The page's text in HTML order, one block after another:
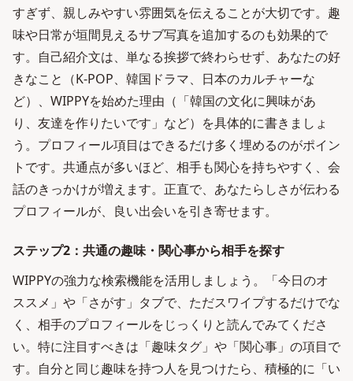
すぎず、親しみやすい雰囲気を伝えることが大切です。趣
味や日常が垣間見えるサブ写真を追加するのも効果的で
す。自己紹介文は、単なる挨拶で終わらせず、あなたの好
きなこと（K-POP、韓国ドラマ、日本のカルチャーな
ど）、WIPPYを始めた理由（「韓国の文化に興味があ
り、友達を作りたいです」など）を具体的に書きましょ
う。プロフィール項目はできるだけ多く埋めるのがポイン
トです。共通点が多いほど、相手も関心を持ちやすく、会
話のきっかけが増えます。正直で、あなたらしさが伝わる
プロフィールが、良い出会いを引き寄せます。
ステップ2：共通の趣味・関心事から相手を探す
WIPPYの強力な検索機能を活用しましょう。「今日のオ
ススメ」や「さがす」タブで、ただスワイプするだけでな
く、相手のプロフィールをじっくりと読んでみてくださ
い。特に注目すべきは「趣味タグ」や「関心事」の項目で
す。自分と同じ趣味を持つ人を見つけたら、積極的に「い